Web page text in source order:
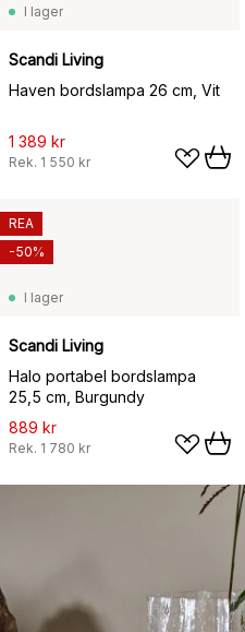
I lager
Scandi Living
Haven bordslampa 26 cm, Vit
1 389 kr
Rek. 1 550 kr
I lager
Scandi Living
Halo portabel bordslampa
25,5 cm, Burgundy
889 kr
Rek. 1 780 kr
REA
-50%